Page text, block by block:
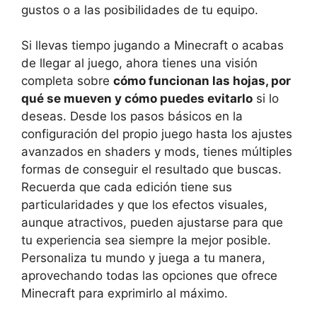
gustos o a las posibilidades de tu equipo.
Si llevas tiempo jugando a Minecraft o acabas
de llegar al juego, ahora tienes una visión
completa sobre cómo funcionan las hojas, por
qué se mueven y cómo puedes evitarlo si lo
deseas. Desde los pasos básicos en la
configuración del propio juego hasta los ajustes
avanzados en shaders y mods, tienes múltiples
formas de conseguir el resultado que buscas.
Recuerda que cada edición tiene sus
particularidades y que los efectos visuales,
aunque atractivos, pueden ajustarse para que
tu experiencia sea siempre la mejor posible.
Personaliza tu mundo y juega a tu manera,
aprovechando todas las opciones que ofrece
Minecraft para exprimirlo al máximo.